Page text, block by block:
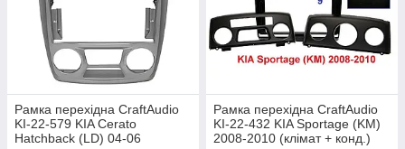
Рамка перехідна CraftAudio
KI-22-579 KIA Cerato
Hatchback (LD) 04-06
Рамка перехідна CraftAudio
KI-22-432 KIA Sportage (KM)
2008-2010 (клімат + конд.)